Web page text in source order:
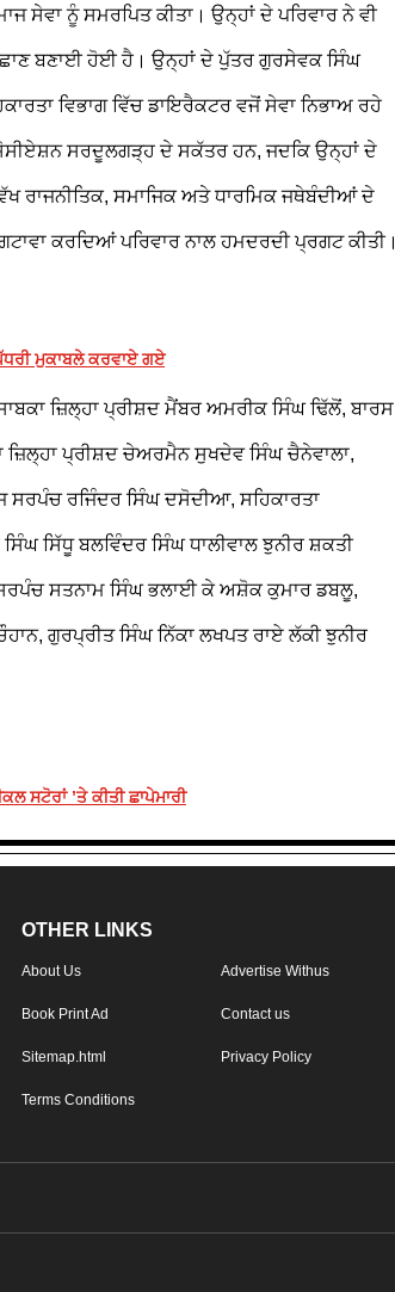
ਸੇਵਾ ਨੂੰ ਸਮਰਪਿਤ ਕੀਤਾ। ਉਨ੍ਹਾਂ ਦੇ ਪਰਿਵਾਰ ਨੇ ਵੀ
ਬਣਾਈ ਹੋਈ ਹੈ। ਉਨ੍ਹਾਂ ਦੇ ਪੁੱਤਰ ਗੁਰਸੇਵਕ ਸਿੰਘ
ਵਿਭਾਗ ਵਿੱਚ ਡਾਇਰੈਕਟਰ ਵਜੋਂ ਸੇਵਾ ਨਿਭਾਅ ਰਹੇ
ਸਰਦੂਲਗੜ੍ਹ ਦੇ ਸਕੱਤਰ ਹਨ, ਜਦਕਿ ਉਨ੍ਹਾਂ ਦੇ
ਰਾਜਨੀਤਿਕ, ਸਮਾਜਿਕ ਅਤੇ ਧਾਰਮਿਕ ਜਥੇਬੰਦੀਆਂ ਦੇ
ਕਰਦਿਆਂ ਪਰਿਵਾਰ ਨਾਲ ਹਮਦਰਦੀ ਪ੍ਰਗਟ ਕੀਤੀ।
ਮੁਕਾਬਲੇ ਕਰਵਾਏ ਗਏ
ਜ਼ਿਲ੍ਹਾ ਪ੍ਰੀਸ਼ਦ ਮੈਂਬਰ ਅਮਰੀਕ ਸਿੰਘ ਢਿੱਲੋਂ, ਬਾਰਸ
ਜ਼ਿਲ੍ਹਾ ਪ੍ਰੀਸ਼ਦ ਚੇਅਰਮੈਨ ਸੁਖਦੇਵ ਸਿੰਘ ਚੈਨੇਵਾਲਾ,
ਰਜਿੰਦਰ ਸਿੰਘ ਦਸੋਦੀਆ, ਸਹਿਕਾਰਤਾ
ਸਿੱਧੂ ਬਲਵਿੰਦਰ ਸਿੰਘ ਧਾਲੀਵਾਲ ਝੁਨੀਰ ਸ਼ਕਤੀ
ਸਤਨਾਮ ਸਿੰਘ ਭਲਾਈ ਕੇ ਅਸ਼ੋਕ ਕੁਮਾਰ ਡਬਲੂ,
ਗੁਰਪ੍ਰੀਤ ਸਿੰਘ ਨਿੱਕਾ ਲਖਪਤ ਰਾਏ ਲੱਕੀ ਝੁਨੀਰ
ਸਟੋਰਾਂ ’ਤੇ ਕੀਤੀ ਛਾਪੇਮਾਰੀ
OTHER LINKS
About Us Advertise Withus
Book Print Ad Contact us
Sitemap.html Privacy Policy
Terms Conditions